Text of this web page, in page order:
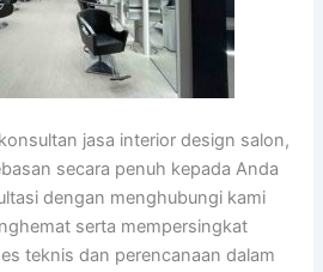
jasa interior design salon,
secara penuh kepada Anda
dengan menghubungi kami
serta mempersingkat
teknis dan perencanaan dalam